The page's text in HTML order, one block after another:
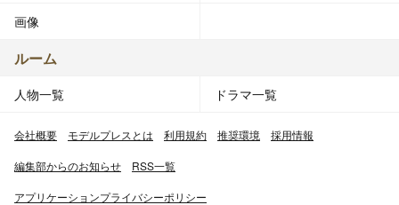
画像
ルーム
人物一覧 ドラマ一覧
会社概要 モデルプレスとは 利用規約 推奨環境 採用情報
編集部からのお知らせ RSS一覧
アプリケーションプライバシーポリシー